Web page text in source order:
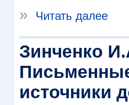
» Читать далее
Зинченко
источники